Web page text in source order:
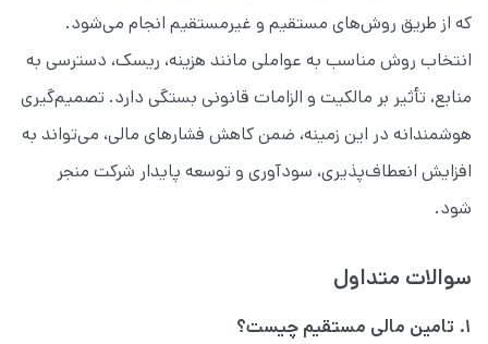
که از طریق روش‌های مستقیم و غیرمستقیم انجام می‌شود.
انتخاب روش مناسب به عواملی مانند هزینه، ریسک، دسترسی به
منابع، تأثیر بر مالکیت و الزامات قانونی بستگی دارد. تصمیم‌گیری
هوشمندانه در این زمینه، ضمن کاهش فشارهای مالی، می‌تواند به
افزایش انعطاف‌پذیری، سودآوری و توسعه پایدار شرکت منجر
شود.
سوالات متداول
۱. تامین مالی مستقیم چیست؟